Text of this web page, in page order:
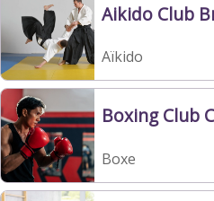
Aikido Club
Aïkido
Boxing Club
Boxe